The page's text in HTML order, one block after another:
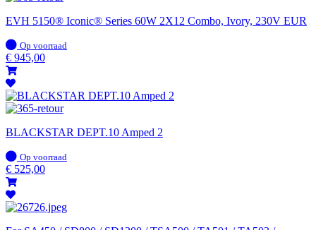
EVH 5150® Iconic® Series 60W 2X12 Combo, Ivory, 230V EUR
Op
voorraad
Op voorraad
€ 945,00
BLACKSTAR DEPT.10 Amped 2
Op
voorraad
Op voorraad
€ 525,00